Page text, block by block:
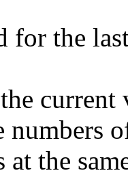
for the
numbers
at the